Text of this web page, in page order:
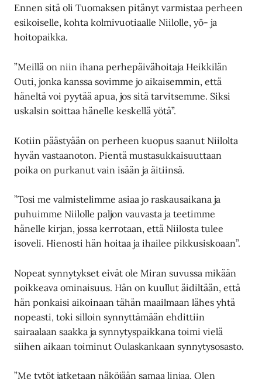
Ennen sitä oli Tuomaksen pitänyt varmistaa perheen
esikoiselle, kohta kolmivuotiaalle Niilolle, yö- ja
hoitopaikka.
”Meillä on niin ihana perhepäivähoitaja Heikkilän
Outi, jonka kanssa sovimme jo aikaisemmin, että
häneltä voi pyytää apua, jos sitä tarvitsemme. Siksi
uskalsin soittaa hänelle keskellä yötä”.
Kotiin päästyään on perheen kuopus saanut Niilolta
hyvän vastaanoton. Pientä mustasukkaisuuttaan
poika on purkanut vain isään ja äitiinsä.
”Tosi me valmistelimme asiaa jo raskausaikana ja
puhuimme Niilolle paljon vauvasta ja teetimme
hänelle kirjan, jossa kerrotaan, että Niilosta tulee
isoveli. Hienosti hän hoitaa ja ihailee pikkusiskoaan”.
Nopeat synnytykset eivät ole Miran suvussa mikään
poikkeava ominaisuus. Hän on kuullut äidiltään, että
hän ponkaisi aikoinaan tähän maailmaan lähes yhtä
nopeasti, toki silloin synnyttämään ehdittiin
sairaalaan saakka ja synnytyspaikkana toimi vielä
siihen aikaan toiminut Oulaskankaan synnytysosasto.
”Me tytöt jatketaan näköjään samaa linjaa. Olen